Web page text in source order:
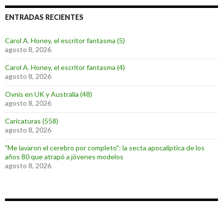
ENTRADAS RECIENTES
Carol A. Honey, el escritor fantasma (5)
agosto 8, 2026
Carol A. Honey, el escritor fantasma (4)
agosto 8, 2026
Ovnis en UK y Australia (48)
agosto 8, 2026
Caricaturas (558)
agosto 8, 2026
"Me lavaron el cerebro por completo": la secta apocalíptica de los
años 80 que atrapó a jóvenes modelos
agosto 8, 2026